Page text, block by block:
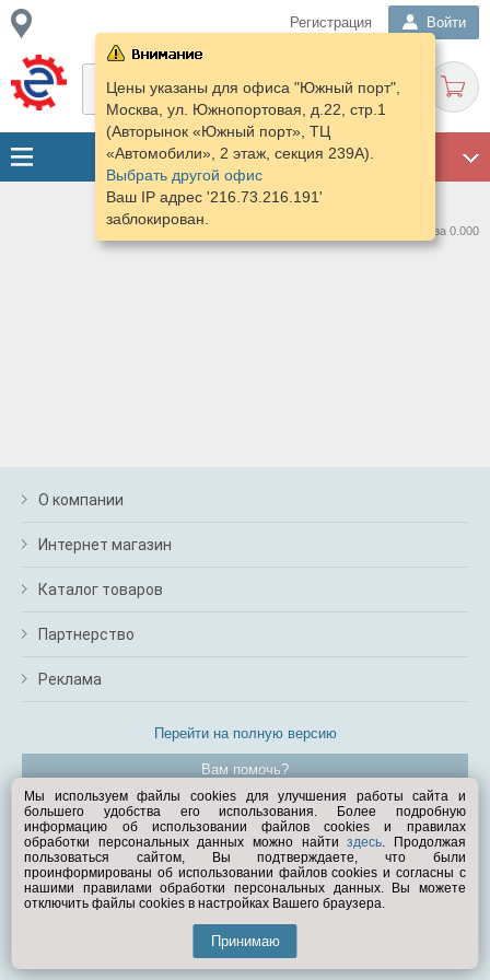
Регистрация Войти
Цены указаны для офиса "Южный порт",
Москва, ул. Южнопортовая, д.22, стр.1
(Авторынок «Южный порт», ТЦ
«Автомобили», 2 этаж, секция 239А).
Выбрать другой офис
Ваш IP адрес '216.73.216.191'
заблокирован.
Нашлось предложений: 0 за 0.000
О компании
Интернет магазин
Каталог товаров
Партнерство
Реклама
Перейти на полную версию
Вам помочь?
© Exist.ru 1998—2026
Мы используем файлы cookies для улучшения работы сайта и
большего удобства его использования. Более подробную
информацию об использовании файлов cookies и правилах
обработки персональных данных можно найтиздесь. Продолжая
пользоваться сайтом, Вы подтверждаете, что были
проинформированы об использовании файлов cookies и согласны с
нашими правилами обработки персональных данных. Вы можете
отключить файлы cookies в настройках Вашего браузера.
Принимаю